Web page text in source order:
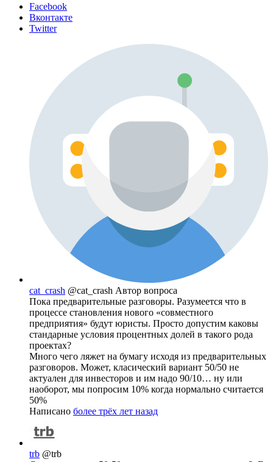
Facebook
Вконтакте
Twitter
cat_crash @cat_crash Автор вопроса
Пока предварительные разговоры. Разумеется что в
процессе становления нового «совместного
предприятия» будут юристы. Просто допустим каковы
стандарные условия процентных долей в такого рода
проектах?
Много чего ляжет на бумагу исходя из предварительных
разговоров. Может, класический вариант 50/50 не
актуален для инвесторов и им надо 90/10… ну или
наоборот, мы попросим 10% когда нормально считается
50%
Написано более трёх лет назад
trb @trb